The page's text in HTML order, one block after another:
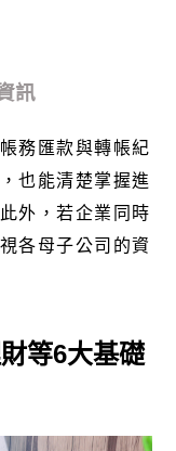
訊
務匯款與轉帳紀
也能清楚掌握進
外，若企業同時
各母子公司的資
等6大基礎